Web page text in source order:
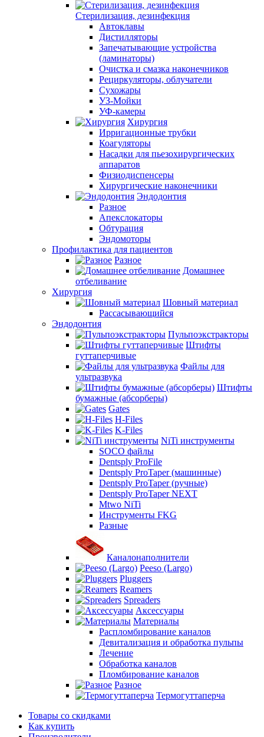
Стерилизация, дезинфекция
Автоклавы
Дистилляторы
Запечатывающие устройства
(ламинаторы)
Очистка и смазка наконечников
Рециркуляторы, облучатели
Сухожары
УЗ-Мойки
УФ-камеры
Хирургия
Ирригационные трубки
Коагуляторы
Насадки для пьезохирургических
аппаратов
Физиодиспенсеры
Хирургические наконечники
Эндодонтия
Разное
Апекслокаторы
Обтурация
Эндомоторы
Профилактика для пациентов
Разное
Домашнее
отбеливание
Хирургия
Шовный материал
Рассасывающийся
Эндодонтия
Пульпоэкстракторы
Штифты
гуттаперчивые
Файлы для
ультразвука
Штифты
бумажные (абсорберы)
Gates
H-Files
K-Files
NiTi инструменты
SOCO файлы
Dentsply ProFile
Dentsply ProTaper (машинные)
Dentsply ProTaper (ручные)
Dentsply ProTaper NEXT
Mtwo NiTi
Инструменты FKG
Разные
Каналонаполнители
Peeso (Largo)
Pluggers
Reamers
Spreaders
Аксессуары
Материалы
Распломбирование каналов
Девитализация и обработка пульпы
Лечение
Обработка каналов
Пломбирование каналов
Разное
Термогуттаперча
Товары со скидками
Как купить